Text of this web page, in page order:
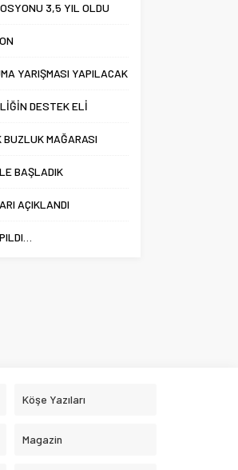
3,5 YIL OLDU
YARIŞMASI YAPILACAK
DESTEK ELİ
BUZLUK MAĞARASI
BAŞLADIK
AÇIKLANDI
Köşe Yazıları
Magazin